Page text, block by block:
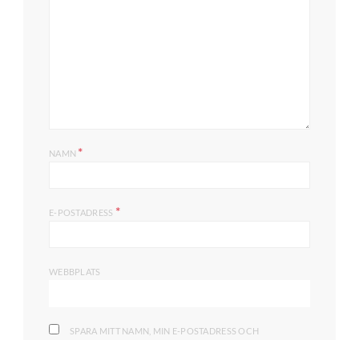
NAMN *
E-POSTADRESS *
WEBBPLATS
SPARA MITT NAMN, MIN E-POSTADRESS OCH